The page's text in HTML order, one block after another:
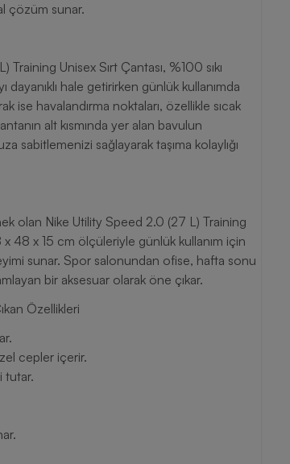
çözüm sunar.
Unisex Sırt Çantası, %100 sıkı
dayanıklı hale getirirken günlük kullanımda
ise havalandırma noktaları, özellikle sıcak
sabitlemenizi sağlayarak taşıma kolaylığı
olan Nike Utility Speed 2.0 (27 L) Training
48 x 15 cm ölçüleriyle günlük kullanım için
sunar. Spor salonundan ofise, hafta sonu
bir aksesuar olarak öne çıkar.
Özellikleri
cepler içerir.
tutar.